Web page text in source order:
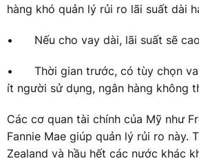
hàng khó quản lý rủi ro lãi suất dài
• Nếu cho vay dài, lãi suất sẽ
•
Thời gian trước, có tùy chọn
ít người sử dụng, ngân hàng không
Các cơ quan tài chính của Mỹ như
Fannie Mae giúp quản lý rủi ro này.
Zealand và hầu hết các nước khác